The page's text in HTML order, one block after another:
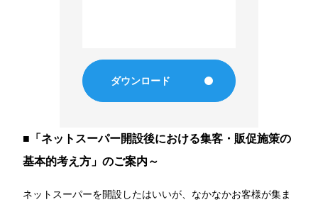
Product
プロダクト
eye reach2.0
ダウンロード
■「ネットスーパー開設後における集客・販促施策の
基本的考え方」のご案内～
ネットスーパーを開設したはいいが、なかなかお客様が集ま